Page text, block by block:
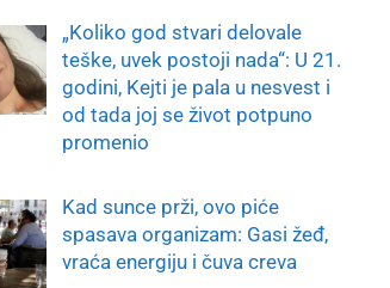
„Koliko god stvari delovale
teške, uvek postoji nada“: U 21.
godini, Kejti je pala u nesvest i
od tada joj se život potpuno
promenio
Kad sunce prži, ovo piće
spasava organizam: Gasi žeđ,
vraća energiju i čuva creva